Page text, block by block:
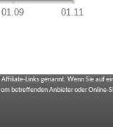
Links genannt. Wenn Sie auf
betreffenden Anbieter oder Online-